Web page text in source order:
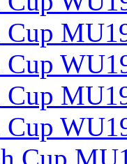
Cup
Cup
Cup
Cup
Cup